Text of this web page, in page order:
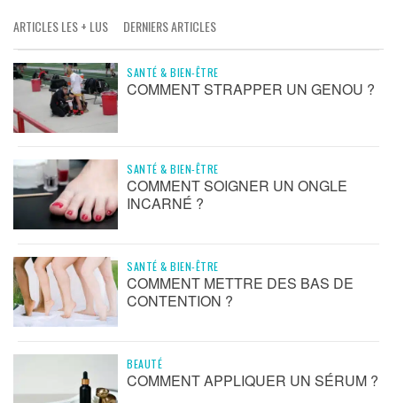
ARTICLES LES + LUS DERNIERS ARTICLES
SANTÉ & BIEN-ÊTRE
COMMENT STRAPPER UN GENOU ?
SANTÉ & BIEN-ÊTRE
COMMENT SOIGNER UN ONGLE
INCARNÉ ?
SANTÉ & BIEN-ÊTRE
COMMENT METTRE DES BAS DE
CONTENTION ?
BEAUTÉ
COMMENT APPLIQUER UN SÉRUM ?